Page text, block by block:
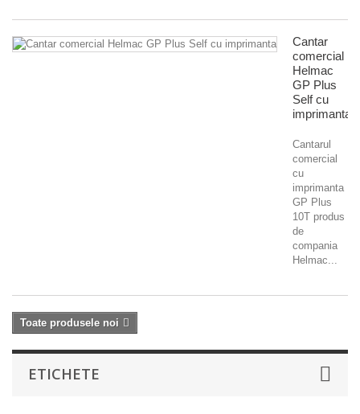
Cantar
comercial
Helmac
GP Plus
Self cu
imprimanta
Cantarul
comercial
cu
imprimanta
GP Plus
10T produs
de
compania
Helmac...
Toate produsele noi
ETICHETE